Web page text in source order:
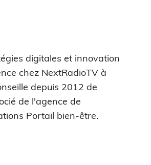
digitales et innovation
chez NextRadioTV à
depuis 2012 de
de l'agence de
Portail bien-être.